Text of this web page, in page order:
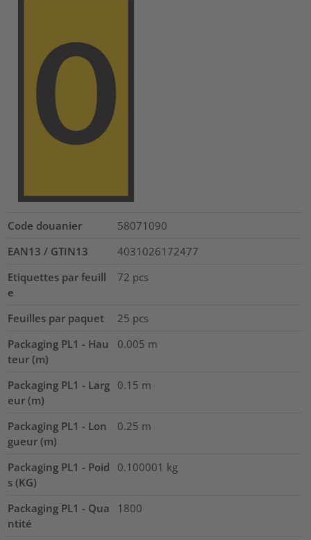
Code douanier
58071090
EAN13 / GTIN13
4031026172477
Etiquettes par feuill
e
72 pcs
Feuilles par paquet 25 pcs
Packaging PL1 - Hau
teur (m)
0.005 m
Packaging PL1 - Larg
eur (m)
0.15 m
Packaging PL1 - Lon
gueur (m)
0.25 m
Packaging PL1 - Poid
s (KG)
0.100001 kg
Packaging PL1 - Qua
ntité
1800